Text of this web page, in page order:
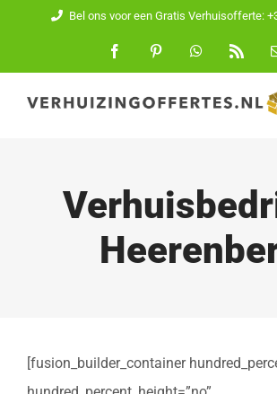
inhoud
Bel ons voor een Gratis Verhuisofferte:
FacebookPinterest WhatsApp
[fusion_builder_container